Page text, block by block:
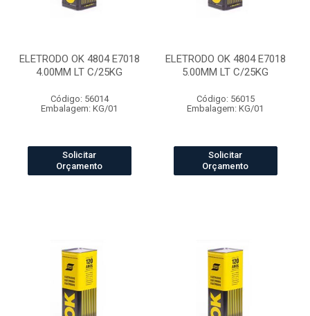
ELETRODO OK 4804 E7018
4.00MM LT C/25KG
Código: 56014
Embalagem: KG/01
Solicitar
Orçamento
ELETRODO OK 4804 E7018
5.00MM LT C/25KG
Código: 56015
Embalagem: KG/01
Solicitar
Orçamento